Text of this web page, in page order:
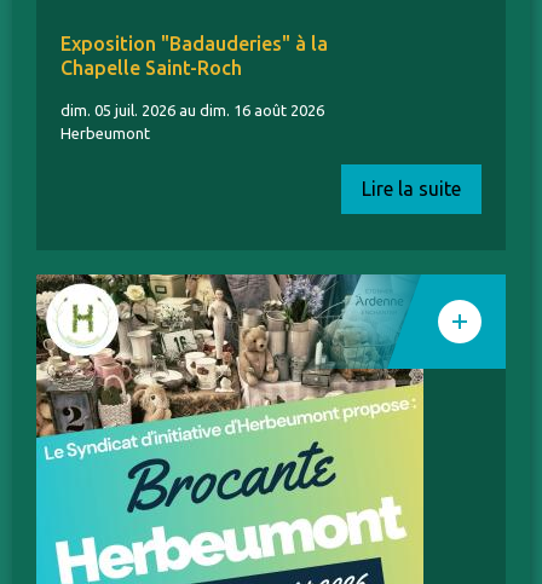
Exposition "Badauderies" à la
Chapelle Saint-Roch
dim. 05 juil. 2026 au dim. 16 août 2026
Herbeumont
Lire la suite